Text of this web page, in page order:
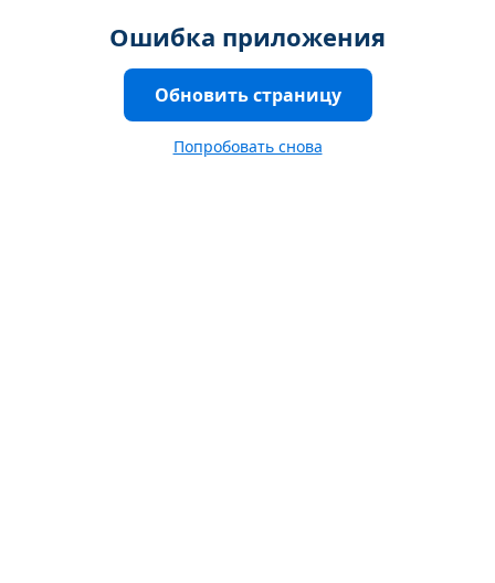
Ошибка приложения
Обновить страницу
Попробовать снова